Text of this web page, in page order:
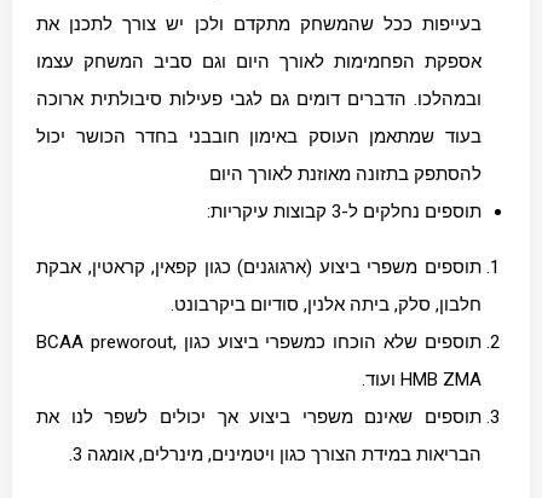
בעייפות ככל שהמשחק מתקדם ולכן יש צורך לתכנן את
אספקת הפחמימות לאורך היום וגם סביב המשחק עצמו
ובמהלכו. הדברים דומים גם לגבי פעילות סיבולתית ארוכה
בעוד שמתאמן העוסק באימון חובבני בחדר הכושר יכול
להסתפק בתזונה מאוזנת לאורך היום
תוספים נחלקים ל-3 קבוצות עיקריות:
תוספים משפרי ביצוע (ארגוגנים) כגון קפאין, קראטין, אבקת
חלבון, סלק, ביתה אלנין, סודיום ביקרבונט.
תוספים שלא הוכחו כמשפרי ביצוע כגון BCAA preworout,
HMB ZMA ועוד.
תוספים שאינם משפרי ביצוע אך יכולים לשפר לנו את
הבריאות במידת הצורך כגון ויטמינים, מינרלים, אומגה 3.